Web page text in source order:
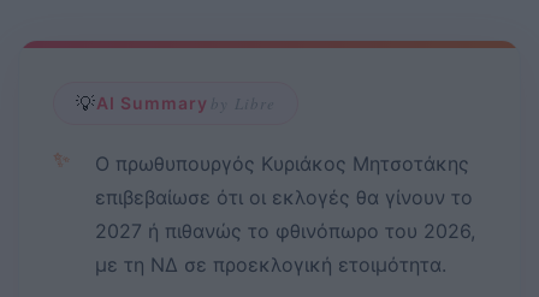
💡AI Summary by Libre
✨
Ο πρωθυπουργός Κυριάκος Μητσοτάκης
επιβεβαίωσε ότι οι εκλογές θα γίνουν το
2027 ή πιθανώς το φθινόπωρο του 2026,
με τη ΝΔ σε προεκλογική ετοιμότητα.